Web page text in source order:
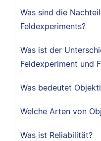
Was sind die
Feldexperiments?
Was ist der
Feldexperiment und
Was bedeutet
Welche Arten von
Was ist Reliabilität?